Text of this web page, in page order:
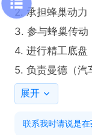
2. 承担蜂巢动力
3. 参与蜂巢传动
4. 进行精工底盘
5. 负责曼德（汽
6. 从事物流（
任职要求：吃
展开
联系我时请说是在